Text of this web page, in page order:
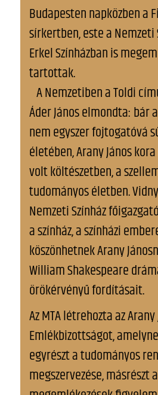
Budapesten napközben a
sírkertben, este a Nemzeti
Erkel Színházban is
tartottak.
A Nemzetiben a Toldi
Áder János elmondta: bár
nem egyszer fojtogatóvá
életében, Arany János
volt költészetben, a
tudományos életben.
Nemzeti Színház
a színház, a színházi
köszönhetnek Arany
William Shakespeare
örökérvényű fordításait.
Az MTA létrehozta az Arany
Emlékbizottságot,
egyrészt a tudományos
megszervezése, másrészt